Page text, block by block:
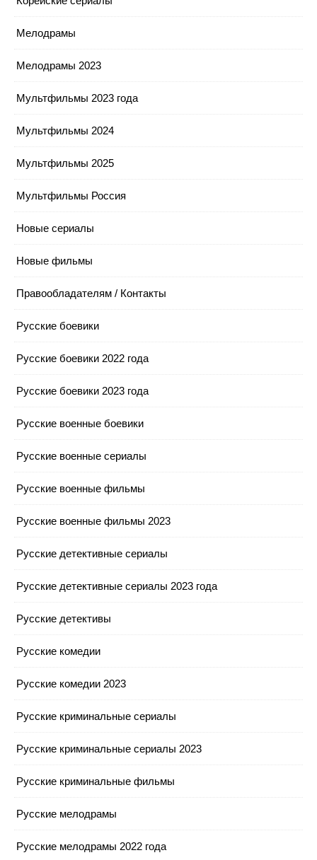
Мелодрамы
Мелодрамы 2023
Мультфильмы 2023 года
Мультфильмы 2024
Мультфильмы 2025
Мультфильмы Россия
Новые сериалы
Новые фильмы
Правообладателям / Контакты
Русские боевики
Русские боевики 2022 года
Русские боевики 2023 года
Русские военные боевики
Русские военные сериалы
Русские военные фильмы
Русские военные фильмы 2023
Русские детективные сериалы
Русские детективные сериалы 2023 года
Русские детективы
Русские комедии
Русские комедии 2023
Русские криминальные сериалы
Русские криминальные сериалы 2023
Русские криминальные фильмы
Русские мелодрамы
Русские мелодрамы 2022 года